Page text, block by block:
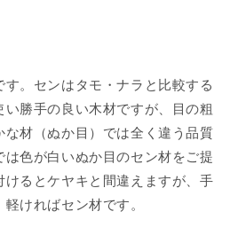
。センはタモ・ナラと比較する
勝手の良い木材ですが、目の粗
材（ぬか目）では全く違う品質
色が白いぬか目のセン材をご提
るとケヤキと間違えますが、手
ければセン材です。